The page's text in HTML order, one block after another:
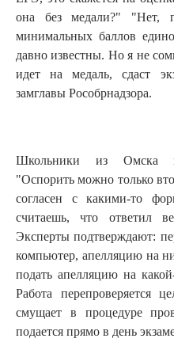
она без медали?" "Нет,
минимальных баллов
давно известны. Но я не
идет на медаль, сдаст
замглавы Рособрнадзора.
Школьники из Омска
"Оспорить можно только
согласен с какими-то
считаешь, что ответил
Эксперты подтверждают:
компьютер, апелляцию на
подать апелляцию на
Работа перепроверяется
смущает в процедуре
подается прямо в день